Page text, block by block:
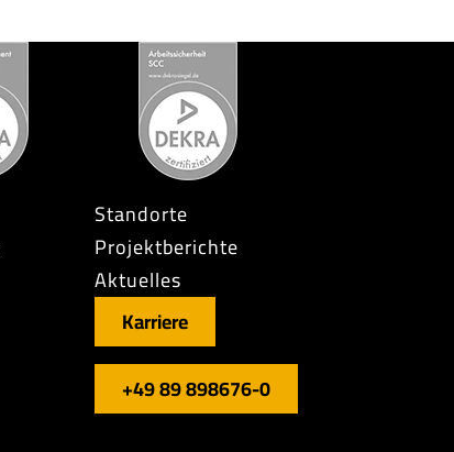
Standorte
Projektberichte
Aktuelles
Karriere
+49 89 898676-0